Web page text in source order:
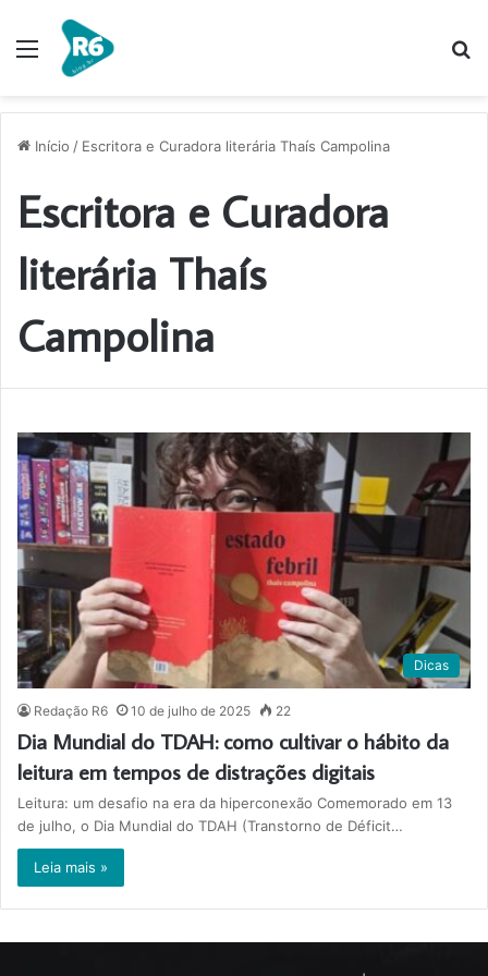
Menu
Início / Escritora e Curadora literária Thaís Campolina
Escritora e Curadora
literária Thaís
Campolina
Dicas
Redação R6 10 de julho de 2025 22
Dia Mundial do TDAH: como cultivar o hábito da
leitura em tempos de distrações digitais
Leitura: um desafio na era da hiperconexão Comemorado em 13
de julho, o Dia Mundial do TDAH (Transtorno de Déficit…
Leia mais »